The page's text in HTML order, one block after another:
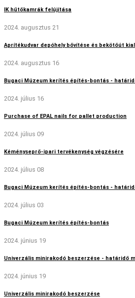
IK hűtőkamrák felújítása
2024. augusztus 21
Aprítékudvar depóhely bővítése és bekötőút
2024. augusztus 16
Bugaci Múzeum kerítés építés-bontás -
2024. július 16
Purchase of EPAL nails for pallet production
2024. július 09
Kéményseprő-ipari tervékenység végzésére
2024. július 08
Bugaci Múzeum kerítés építés-bontás -
2024. július 03
Bugaci Múzeum kerítés építés-bontás
2024. június 19
Univerzális minirakodó beszerzése - határidő
2024. június 19
Univerzális minirakodó beszerzése